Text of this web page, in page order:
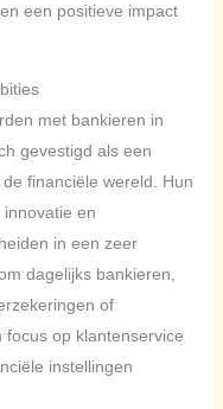
een positieve impact
met bankieren in
gevestigd als een
financiële wereld. Hun
en
in een zeer
dagelijks bankieren,
of
focus op klantenservice
instellingen